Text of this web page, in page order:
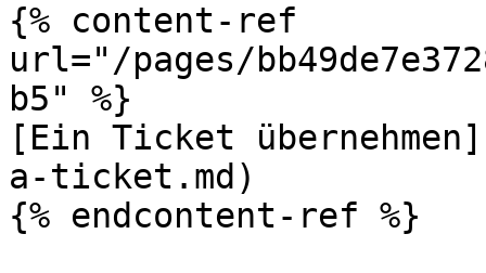
{% content-ref
url="/pages/
b5" %}
[Ein Ticket
a-ticket.md)
{% endcontent-ref %}